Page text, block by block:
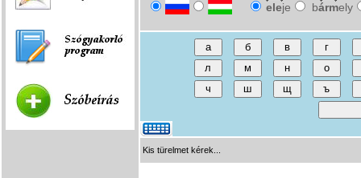
eleje bármely
Kis türelmet kérek...